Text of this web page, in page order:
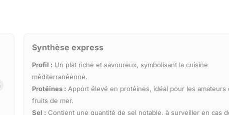
Synthèse express
Profil : Un plat riche et savoureux, symbolisant la cuisine
méditerranéenne.
Protéines : Apport élevé en protéines, idéal pour les amateurs
fruits de mer.
Sel : Contient une quantité de sel notable, à surveiller en cas